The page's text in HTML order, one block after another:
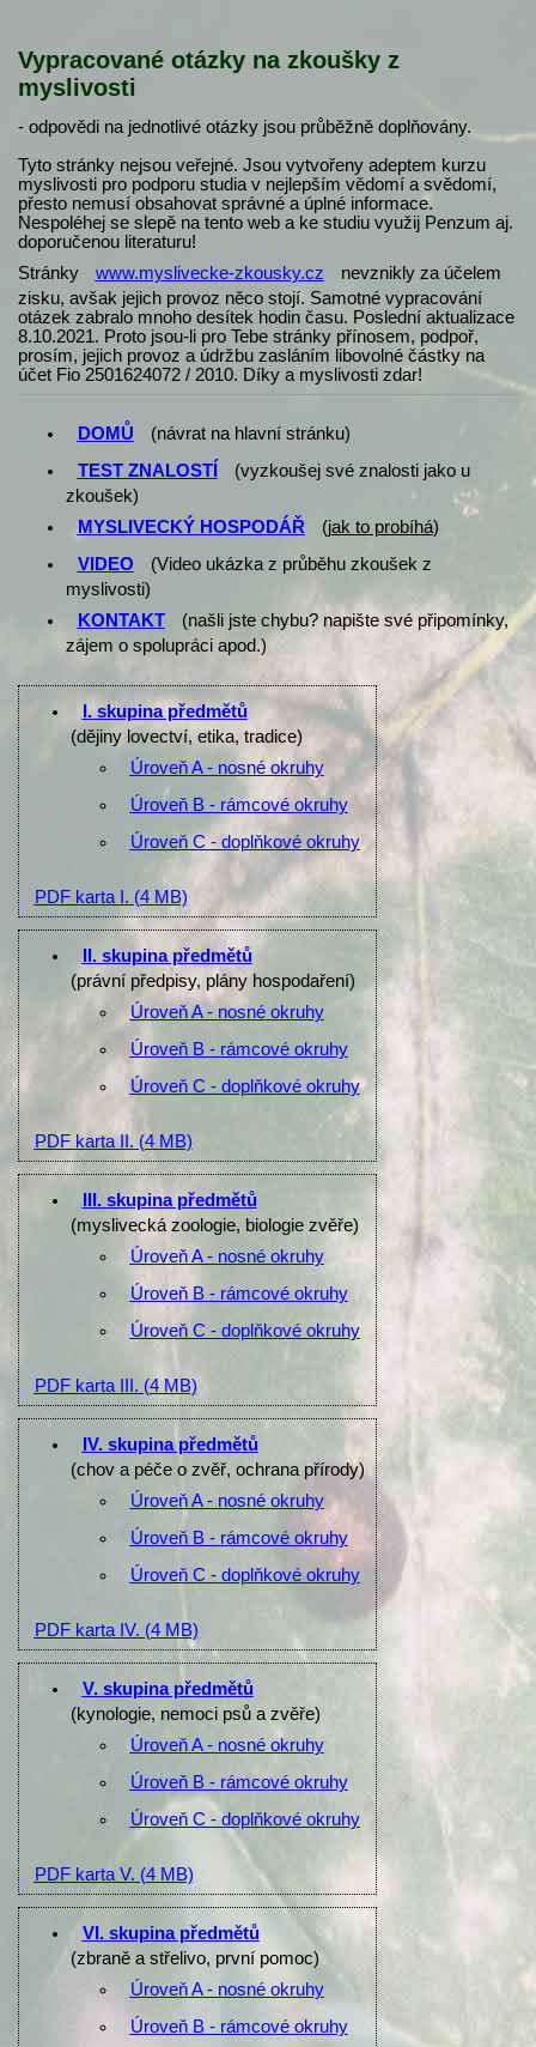
Vypracované otázky na zkoušky z
myslivosti
- odpovědi na jednotlivé otázky jsou průběžně doplňovány.
Tyto stránky nejsou veřejné. Jsou vytvořeny adeptem kurzu
myslivosti pro podporu studia v nejlepším vědomí a svědomí,
přesto nemusí obsahovat správné a úplné informace.
Nespoléhej se slepě na tento web a ke studiu využij Penzum aj.
doporučenou literaturu!
Stránky
www.myslivecke-zkousky.cz
nevznikly za účelem
zisku, avšak jejich provoz něco stojí. Samotné vypracování
otázek zabralo mnoho desítek hodin času. Poslední aktualizace
8.10.2021. Proto jsou-li pro Tebe stránky přínosem, podpoř,
prosím, jejich provoz a údržbu zasláním libovolné částky na
účet Fio 2501624072 / 2010. Díky a myslivosti zdar!
DOMŮ
(návrat na hlavní stránku)
TEST ZNALOSTÍ
(vyzkoušej své znalosti jako u
zkoušek)
MYSLIVECKÝ HOSPODÁŘ
(jak to probíhá)
VIDEO
(Video ukázka z průběhu zkoušek z
myslivosti)
KONTAKT
(našli jste chybu? napište své připomínky,
zájem o spolupráci apod.)
I. skupina předmětů
(dějiny lovectví, etika, tradice)
Úroveň A - nosné okruhy
Úroveň B - rámcové okruhy
Úroveň C - doplňkové okruhy
PDF karta I. (4 MB)
II. skupina předmětů
(právní předpisy, plány hospodaření)
Úroveň A - nosné okruhy
Úroveň B - rámcové okruhy
Úroveň C - doplňkové okruhy
PDF karta II. (4 MB)
III. skupina předmětů
(myslivecká zoologie, biologie zvěře)
Úroveň A - nosné okruhy
Úroveň B - rámcové okruhy
Úroveň C - doplňkové okruhy
PDF karta III. (4 MB)
IV. skupina předmětů
(chov a péče o zvěř, ochrana přírody)
Úroveň A - nosné okruhy
Úroveň B - rámcové okruhy
Úroveň C - doplňkové okruhy
PDF karta IV. (4 MB)
V. skupina předmětů
(kynologie, nemoci psů a zvěře)
Úroveň A - nosné okruhy
Úroveň B - rámcové okruhy
Úroveň C - doplňkové okruhy
PDF karta V. (4 MB)
VI. skupina předmětů
(zbraně a střelivo, první pomoc)
Úroveň A - nosné okruhy
Úroveň B - rámcové okruhy